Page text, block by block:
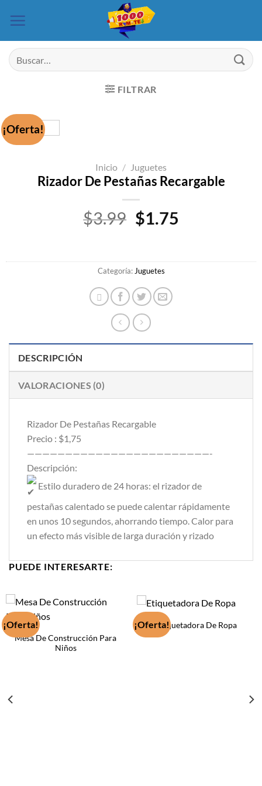
Buscar
por:
FILTRAR
¡Oferta!
Inicio / Juguetes
Rizador De Pestañas Recargable
$3.99 El
era:
$3.99.
$1.75
es:
Categoría: Juguetes
DESCRIPCIÓN
VALORACIONES (0)
Rizador De Pestañas Recargable
Precio : $1,75
————————————————————————-
Descripción:
Estilo duradero de 24 horas: el rizador de
pestañas calentado se puede calentar rápidamente
en unos 10 segundos, ahorrando tiempo. Calor para
un efecto más visible de larga duración y rizado
PUEDE INTERESARTE:
¡Oferta!
Mesa De Construcción Para
Niños
¡Oferta!Etiquetadora De Ropa